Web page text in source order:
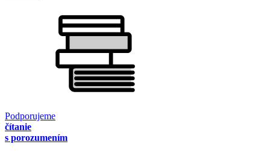
Podporujeme
čítanie
s porozumením